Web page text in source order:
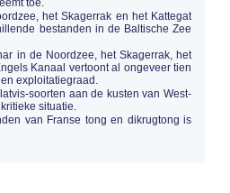
toe.
het Skagerrak en het Kattegat
bestanden in de Baltische Zee
in de Noordzee, het Skagerrak, het
Kanaal vertoont al ongeveer tien
exploitatiegraad.
soorten aan de kusten van West-
situatie.
van Franse tong en dikrugtong is